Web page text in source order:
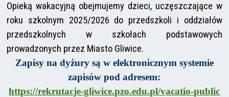
Opieką wakacyjną obejmujemy dzieci, uczęszczające w
roku szkolnym 2025/2026 do przedszkoli i oddziałów
przedszkolnych w szkołach podstawowych
prowadzonych przez Miasto Gliwice.
Zapisy na dyżury są w elektronicznym systemie
zapisów pod adresem:
https://rekrutacje-gliwice.pzo.edu.pl/vacatio-public